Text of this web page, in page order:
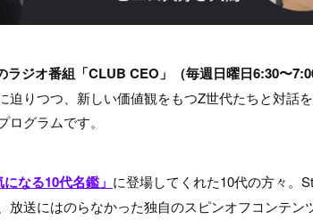
ジオ番組「CLUB CEO」（毎週日曜日6:30〜
迫りつつ、新しい価値観をもつZ世代たちと対話
グラムです。
になる10代名鑑」 に登場してくれた10代の方々。
送にはのらなかった独自のスピンオフコンテン